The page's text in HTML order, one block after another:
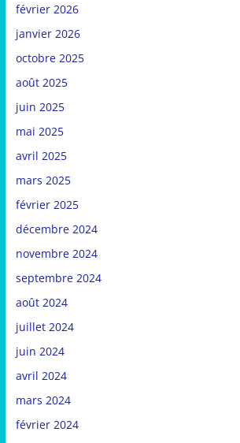
février 2026
janvier 2026
octobre 2025
août 2025
juin 2025
mai 2025
avril 2025
mars 2025
février 2025
décembre 2024
novembre 2024
septembre 2024
août 2024
juillet 2024
juin 2024
avril 2024
mars 2024
février 2024